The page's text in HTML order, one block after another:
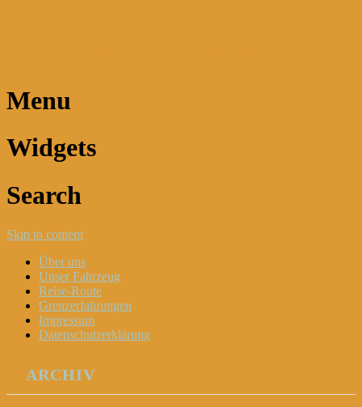
Menu
Widgets
Search
Skip to content
Über uns
Unser Fahrzeug
Reise-Route
Grenzerfahrungen
Impressum
Datenschutzerklärung
ARCHIV